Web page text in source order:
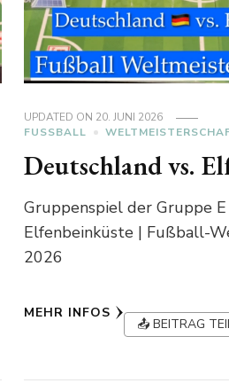
UPDATED ON 20. JUNI 2026
FUSSBALL
Deutschland vs.
Gruppenspiel der Gruppe
Elfenbeinküste | Fußball-
2026
MEHR INFOS
📤 BEITRAG